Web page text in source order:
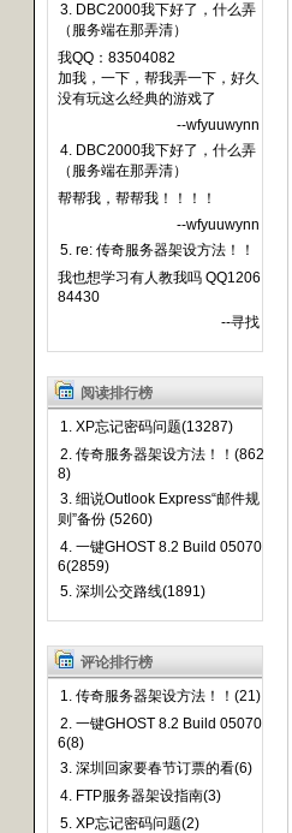
3. DBC2000我下好了，什么弄
（服务端在那弄清）
我QQ：83504082
加我，一下，帮我弄一下，好久
没有玩这么经典的游戏了
--wfyuuwynn
4. DBC2000我下好了，什么弄
（服务端在那弄清）
帮帮我，帮帮我！！！！
--wfyuuwynn
5. re: 传奇服务器架设方法！！
我也想学习有人教我吗 QQ1206
84430
--寻找
阅读排行榜
1. XP忘记密码问题(13287)
2. 传奇服务器架设方法！！(862
8)
3. 细说Outlook Express“邮件规
则”备份 (5260)
4. 一键GHOST 8.2 Build 05070
6(2859)
5. 深圳公交路线(1891)
评论排行榜
1. 传奇服务器架设方法！！(21)
2. 一键GHOST 8.2 Build 05070
6(8)
3. 深圳回家要春节订票的看(6)
4. FTP服务器架设指南(3)
5. XP忘记密码问题(2)